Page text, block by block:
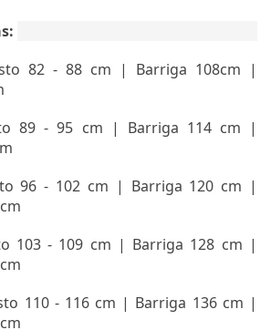
82 - 88 cm | Barriga 108cm |
89 - 95 cm | Barriga 114 cm |
96 - 102 cm | Barriga 120 cm |
103 - 109 cm | Barriga 128 cm |
110 - 116 cm | Barriga 136 cm |